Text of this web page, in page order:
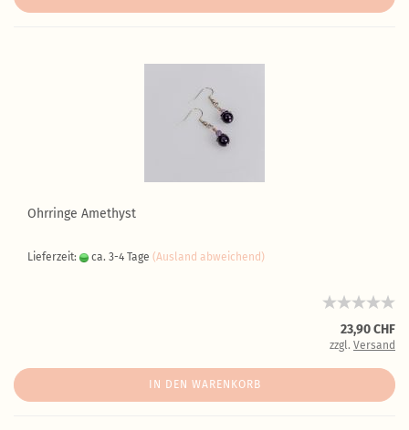
Ohrringe Amethyst
Lieferzeit: ca. 3-4 Tage (Ausland abweichend)
23,90 CHF
zzgl. Versand
IN DEN WARENKORB